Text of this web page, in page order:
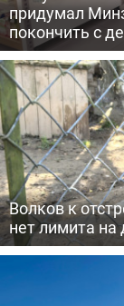
придумал
покончить с
Волков к
нет лимита на